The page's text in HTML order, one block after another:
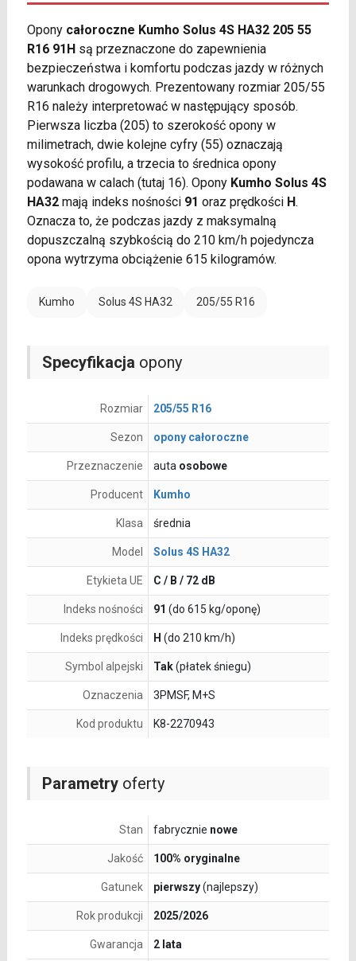
Opony całoroczne Kumho Solus 4S HA32 205 55
R16 91Hsą przeznaczone do zapewnienia
bezpieczeństwa i komfortu podczas jazdy w różnych
warunkach drogowych. Prezentowany rozmiar 205/55
R16 należy interpretować w następujący sposób.
Pierwsza liczba (205) to szerokość opony w
milimetrach, dwie kolejne cyfry (55) oznaczają
wysokość profilu, a trzecia to średnica opony
podawana w calach (tutaj 16). Opony Kumho Solus 4S
HA32mają indeks nośności 91 oraz prędkości H.
Oznacza to, że podczas jazdy z maksymalną
dopuszczalną szybkością do 210 km/h pojedyncza
opona wytrzyma obciążenie 615 kilogramów.
Kumho Solus 4S HA32 205/55 R16
Parametryoferty
Stan fabrycznie nowe
Jakość 100% oryginalne
Gatunek pierwszy(najlepszy)
Rok produkcji 2025/2026
Gwarancja 2 lata
Specyfikacja opony
Rozmiar 205/55 R16
Sezon opony całoroczne
Przeznaczenie auta osobowe
Producent Kumho
Klasa średnia
Model Solus 4S HA32
Etykieta UE C / B / 72 dB
Indeks nośności 91 (do 615 kg/oponę)
Indeks prędkości H (do 210 km/h)
Symbol alpejski Tak(płatek śniegu)
Oznaczenia 3PMSF, M+S
Kod produktu K8-2270943